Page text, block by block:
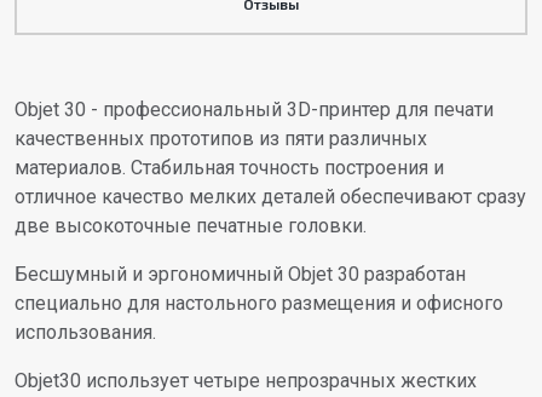
Objet 30 - профессиональный 3D-принтер для печати
качественных прототипов из пяти различных
материалов. Стабильная точность построения и
отличное качество мелких деталей обеспечивают сразу
две высокоточные печатные головки.
Бесшумный и эргономичный Objet 30 разработан
специально для настольного размещения и офисного
использования.
Objet30 использует четыре непрозрачных жестких